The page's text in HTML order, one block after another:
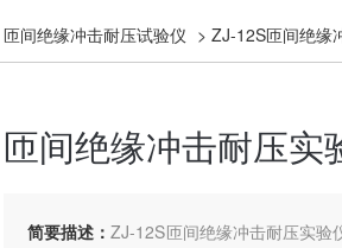
匝间绝缘冲击耐压试验仪 > ZJ-12S匝间绝缘
匝间绝缘冲击耐压实
简要描述：ZJ-12S匝间绝缘冲击耐压实验